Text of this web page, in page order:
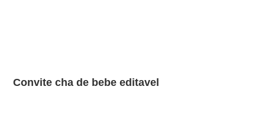
Convite cha de bebe editavel